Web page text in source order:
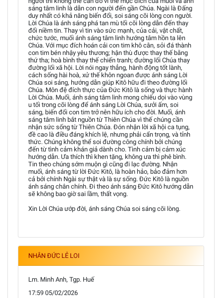
sáng tâm linh là dẫn con người đến gần Chúa. Ngài là Đấng
duy nhất có khả năng biến đổi, soi sáng cõi lòng con người.
Lời Chúa là ánh sáng phá tan mù tối cõi lòng dẫn đến thay
đổi niềm tin. Thay vì tin vào sức mạnh, của cải, vật chất,
chức tước, muối ánh sáng tâm linh hướng tâm hồn ta lên
Chúa. Với mục đích hoán cải con tim khô cằn, sỏi đá thành
con tim bén nhậy yêu thương; hận thù được thay thế bằng
thứ tha; hoà bình thay thế chiến tranh; đường lối Chúa thay
đường lối xã hội. Lời nói ngay thẳng, hành động tốt lành,
cách sống hài hoà, xử thế khôn ngoan được ánh sáng Lời
Chúa soi sáng, hướng dẫn giúp Kitô hữu đi theo đường lối
Chúa. Môn đệ đích thực của Đức Kitô là sống và thực hành
Lời Chúa. Muối, ánh sáng tâm linh mong chiếu dọi vào vùng
u tối trong cõi lòng để ánh sáng Lời Chúa, sưởi ấm, soi
sáng, biến đổi con tim trở nên hữu ích cho đời. Muối, ánh
sáng tâm linh bắt nguồn từ Thiên Chúa vì thế chúng cần
nhận sức sống từ Thiên Chúa. Đón nhận lời xã hội ca tụng,
đề cao là điều đáng khích lệ, nhưng phải cẩn trọng, và tỉnh
thức. Chúng không thể soi đường công chính bởi chúng
đến từ tình cảm khán giả dành cho. Tình cảm bị cảm xúc
hướng dẫn. Ưa thích thì khen tặng, không ưa thì phê bình.
Tin theo chúng sớm muộn gì cũng đi lạc đường. Nhận
muối, ánh sáng từ lời Đức Kitô, là hoàn hảo, bảo đảm hơn
cả bởi chính Ngài sự thật và là sự sống. Đức Kitô là nguồn
ánh sáng chân chính. Đi theo ánh sáng Đức Kitô hướng dẫn
sẽ không bao giờ sai lầm, thất vọng.
Xin Lời Chúa ướp đời, ánh sáng Chúa soi sáng cõi lòng.
NHÂN ĐỨC LẺ LOI
Lm. Minh Anh, Tgp. Huế
17:59 05/02/2026